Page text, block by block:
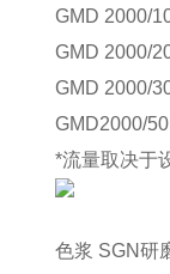
GMD 2000/
GMD 2000/
GMD 2000/
GMD2000/50
*流量取决于
色浆 SGN研